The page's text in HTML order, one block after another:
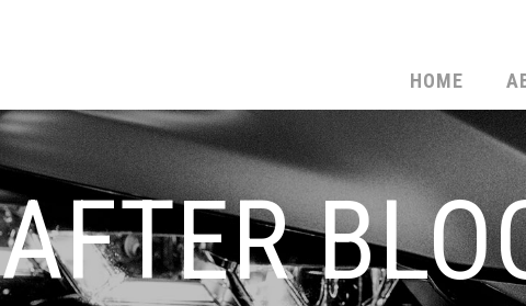
HOME
AFTER